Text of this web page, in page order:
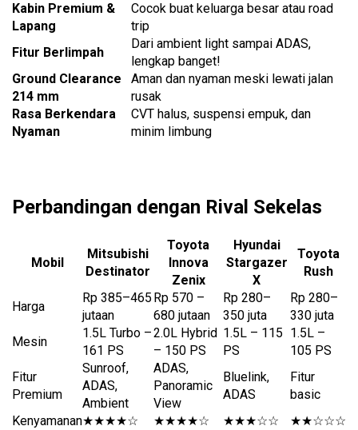
Kabin Premium &
Lapang
Cocok buat keluarga besar atau road
trip
Fitur Berlimpah
Dari ambient light sampai ADAS,
lengkap banget!
Ground Clearance
214 mm
Aman dan nyaman meski lewati jalan
rusak
Rasa Berkendara
Nyaman
CVT halus, suspensi empuk, dan
minim limbung
Perbandingan dengan Rival Sekelas
Mobil
Mitsubishi
Destinator
Toyota
Innova
Zenix
Hyundai
Stargazer
X
Toyota
Rush
Harga
Rp 385–465
jutaan
Rp 570 –
680 jutaan
Rp 280–
350 juta
Rp 280–
330 juta
Mesin
1.5L Turbo –
161 PS
2.0L Hybrid
– 150 PS
1.5L – 115
PS
1.5L –
105 PS
Fitur
Premium
Sunroof,
ADAS,
Ambient
ADAS,
Panoramic
View
Bluelink,
ADAS
Fitur
basic
Kenyamanan★★★★☆ ★★★★☆ ★★★☆☆
★★☆☆☆